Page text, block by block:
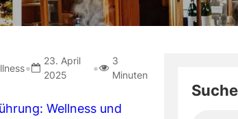
•
23. April
2025
•
3
Minuten
Wellness und